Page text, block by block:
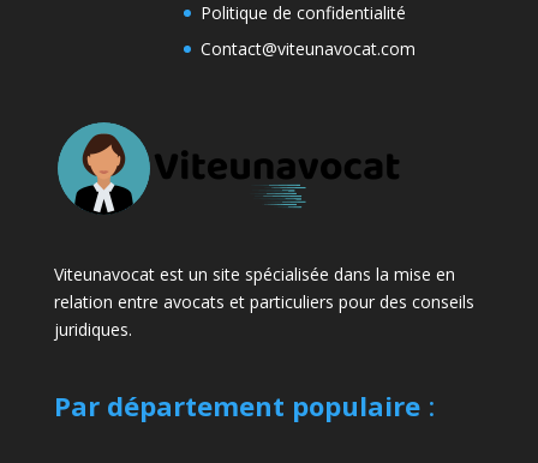
Politique de confidentialité
Contact@viteunavocat.com
Viteunavocat est un site spécialisée dans la mise en
relation entre avocats et particuliers pour des conseils
juridiques.
Par département populaire: